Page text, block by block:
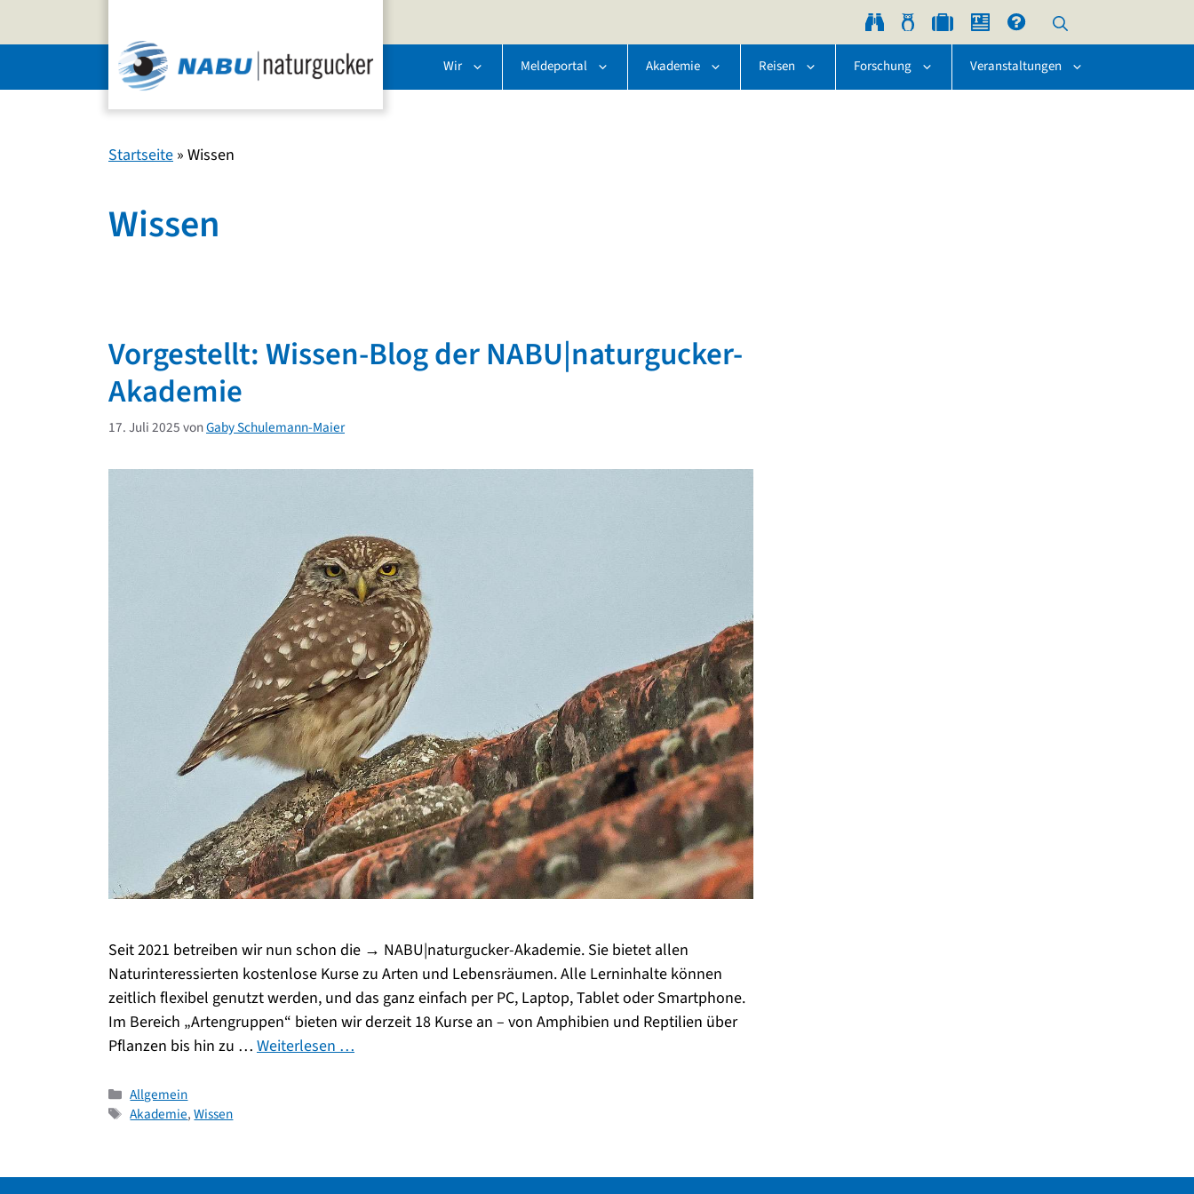
Wir Meldeportal Akademie Reisen Forschung Veranstaltungen
Startseite » Wissen
Wissen
Vorgestellt: Wissen-Blog der NABU|naturgucker-
Akademie
17. Juli 2025vonGaby Schulemann-Maier
Seit 2021 betreiben wir nun schon die → NABU|naturgucker-Akademie. Sie bietet allen
Naturinteressierten kostenlose Kurse zu Arten und Lebensräumen. Alle Lerninhalte können
zeitlich flexibel genutzt werden, und das ganz einfach per PC, Laptop, Tablet oder Smartphone.
Im Bereich „Artengruppen“ bieten wir derzeit 18 Kurse an – von Amphibien und Reptilien über
Pflanzen bis hin zu … Weiterlesen …
Kategorien
Allgemein
Schlagwörter
Akademie,Wissen